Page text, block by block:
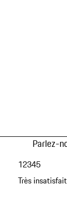
Parlez-
Très
12345